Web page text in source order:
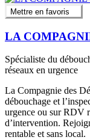
Mettre en favoris
LA
Spécialiste du
réseaux en urgence
La Compagnie des
débouchage et
urgence ou sur RDV
d’intervention.
rentable et sans local.